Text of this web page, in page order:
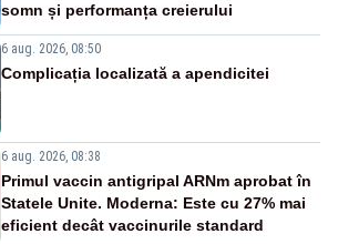
somn și performanța creierului
6 aug. 2026, 08:50
Complicația localizată a apendicitei
6 aug. 2026, 08:38
Primul vaccin antigripal ARNm aprobat în
Statele Unite. Moderna: Este cu 27% mai
eficient decât vaccinurile standard